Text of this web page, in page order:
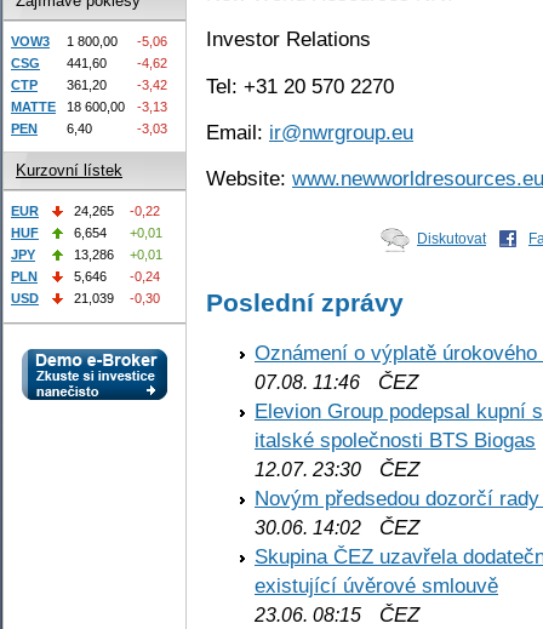
Investor Relations
Tel: +31 20 570 2270
Email: ir@nwrgroup.eu
Website: www.newworldresources.eu
Diskutovat
Poslední zprávy
Oznámení o výplatě
07.08. 11:46 ČEZ
Elevion Group podepsal kupní
italské společnosti BTS Biogas
12.07. 23:30 ČEZ
Novým předsedou dozorčí
30.06. 14:02 ČEZ
Skupina ČEZ uzavřela
existující úvěrové smlouvě
23.06. 08:15 ČEZ
VOW3 1 800,00
-5,06
CSG
441,60
-4,62
CTP
361,20
-3,42
MATTE
18 600,00
-3,13
PEN
6,40 -3,03
Kurzovní lístek
EUR 24,265
-0,22
HUF
6,654
+0,01
JPY
13,286
+0,01
PLN
5,646
-0,24
USD
21,039 -0,30